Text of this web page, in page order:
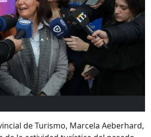
de Turismo, Marcela Aeberhard,